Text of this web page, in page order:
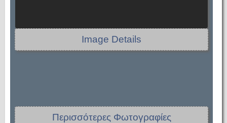
Image Details
Περισσότερες Φωτογραφίες